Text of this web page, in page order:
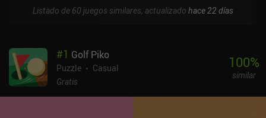
Listado de 60 juegos similares, actualizado hace 22 días
#1 Golf Piko
Puzzle
Casual
Gratis
100%
similar